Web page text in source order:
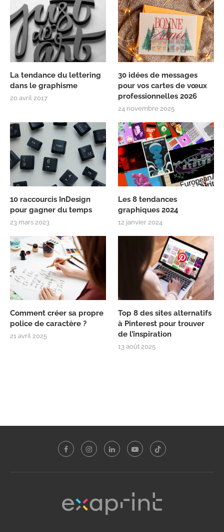
La tendance du lettering
dans le graphisme
20 avril 2017
30 idées de messages
pour vos cartes de vœux
professionnelles 2026
24 novembre 2025
10 raccourcis InDesign
pour gagner du temps
23 mars 2023
Les 8 tendances
graphiques 2024
12 janvier 2024
Comment créer sa propre
police de caractère ?
21 avril 2025
Top 8 des sites alternatifs
à Pinterest pour trouver
de l’inspiration
13 août 2025